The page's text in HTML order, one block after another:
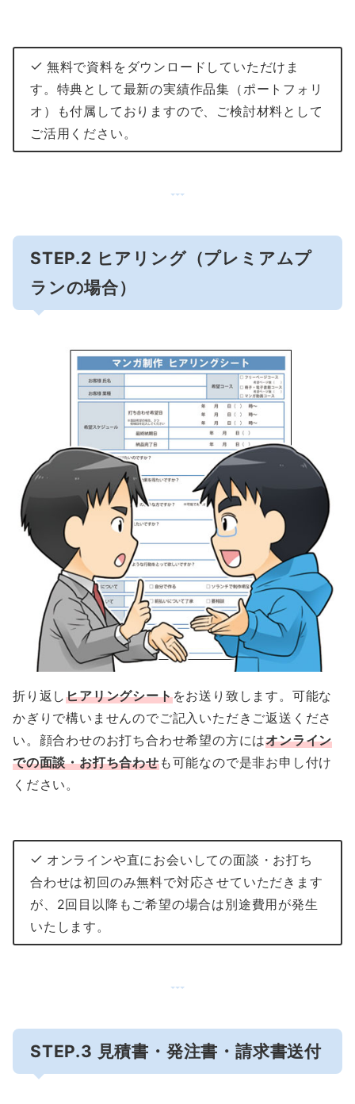
無料で資料をダウンロードしていただけま
す。特典として最新の実績作品集（ポートフォリ
オ）も付属しておりますので、ご検討材料として
ご活用ください。
STEP.2 ヒアリング（プレミアムプ
ランの場合）
折り返しヒアリングシートをお送り致します。可能な
かぎりで構いませんのでご記入いただきご返送くださ
い。顔合わせのお打ち合わせ希望の方にはオンライン
での面談・お打ち合わせも可能なので是非お申し付け
ください。
オンラインや直にお会いしての面談・お打ち
合わせは初回のみ無料で対応させていただきます
が、2回目以降もご希望の場合は別途費用が発生
いたします。
STEP.3 見積書・発注書・請求書送付